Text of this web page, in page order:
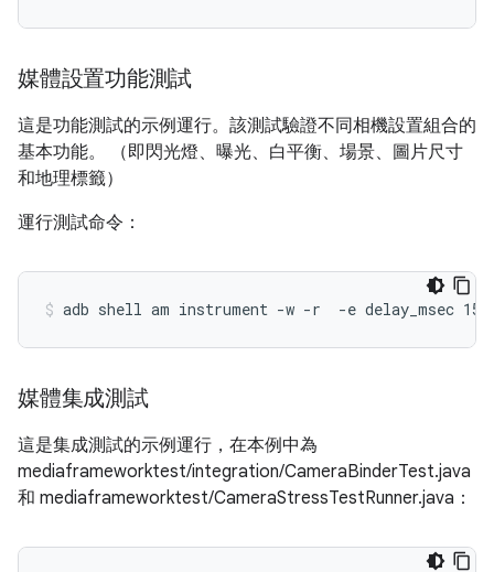
媒體設置功能測試
這是功能測試的示例運行。該測試驗證不同相機設置組合的
基本功能。 （即閃光燈、曝光、白平衡、場景、圖片尺寸
和地理標籤）
運行測試命令：
媒體集成測試
這是集成測試的示例運行，在本例中為
mediaframeworktest/integration/CameraBinderTest.java
和 mediaframeworktest/CameraStressTestRunner.java：